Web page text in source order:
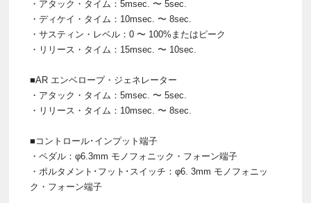
・アタック・タイム：5msec. 〜 5sec.
・ディケイ・タイム：10msec. 〜 8sec.
・サスティン・レベル：0 〜 100%またはピーク
・リリース・タイム：15msec. 〜 10sec.
■AR エンベロープ・ジェネレーター
・アタック・タイム：5msec. 〜 5sec.
・リリース・タイム：10msec. 〜 8sec.
■コントロール･インプット端子
・ペダル：φ6.3mm モノフォニック・フォーン端子
・ポルタメント･フット･スイッチ：φ6. 3mm モノフォニッ
ク・フォーン端子